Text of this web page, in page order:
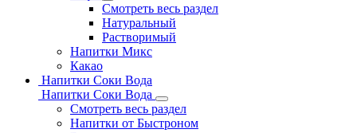
Смотреть весь раздел
Натуральный
Растворимый
Напитки Микс
Какао
Напитки Соки Вода
Напитки Соки Вода
Смотреть весь раздел
Напитки от Быстроном